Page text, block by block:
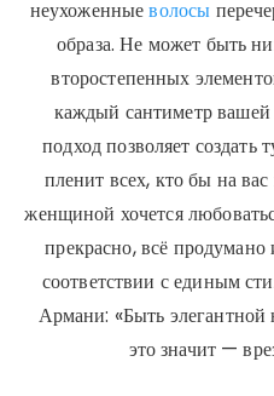
неухоженныеволосы
образа. Не может быть
второстепенных
каждый сантиметр
подход позволяет создать
пленит всех, кто бы на
женщиной хочется
прекрасно, всё
соответствии с единым
Армани: «Быть элегантной
это значит —